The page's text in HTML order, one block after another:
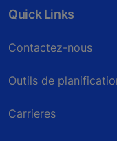
Quick Links
Contactez-nous
Outils de
Carrieres